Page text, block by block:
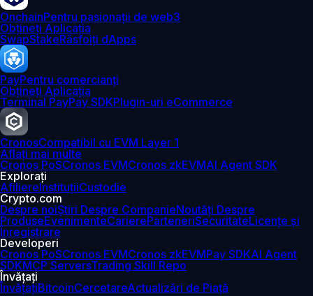
OnchainPentru pasionații de web3
Obțineți Aplicația
SwapStakeRăsfoiți dApps
PayPentru comercianți
Obțineți Aplicația
Terminal PayPay SDKPlugin-uri eCommerce
CronosCompatibil cu EVM Layer 1
Aflați mai multe
Cronos PoSCronos EVMCronos zkEVMAI Agent SDK
Explorați
AfiliereInstituțiiCustodie
Crypto.com
Despre noiȘtiri Despre CompanieNoutăți Despre
ProduseEvenimenteCariereParteneriSecuritateLicențe și
Înregistrare
Developeri
Cronos PoSCronos EVMCronos zkEVMPay SDKAI Agent
SDKMCP ServersTrading Skill Repo
Învățați
ÎnvățațiBitcoinCercetareActualizări de Piață